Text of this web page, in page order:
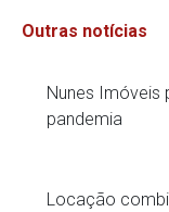
Outras notícias
Nunes
pandemia
Locação